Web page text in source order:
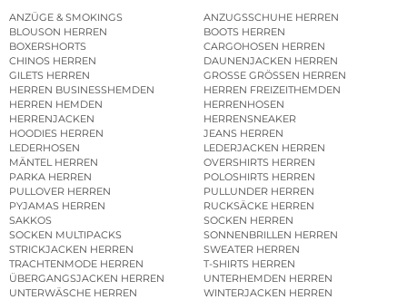
ANZÜGE & SMOKINGS
ANZUGSSCHUHE HERREN
BLOUSON HERREN
BOOTS HERREN
BOXERSHORTS
CARGOHOSEN HERREN
CHINOS HERREN
DAUNENJACKEN HERREN
GILETS HERREN
GROSSE GRÖSSEN HERREN
HERREN BUSINESSHEMDEN
HERREN FREIZEITHEMDEN
HERREN HEMDEN
HERRENHOSEN
HERRENJACKEN
HERRENSNEAKER
HOODIES HERREN
JEANS HERREN
LEDERHOSEN
LEDERJACKEN HERREN
MÄNTEL HERREN
OVERSHIRTS HERREN
PARKA HERREN
POLOSHIRTS HERREN
PULLOVER HERREN
PULLUNDER HERREN
PYJAMAS HERREN
RUCKSÄCKE HERREN
SAKKOS
SOCKEN HERREN
SOCKEN MULTIPACKS
SONNENBRILLEN HERREN
STRICKJACKEN HERREN
SWEATER HERREN
TRACHTENMODE HERREN
T-SHIRTS HERREN
ÜBERGANGSJACKEN HERREN
UNTERHEMDEN HERREN
UNTERWÄSCHE HERREN
WINTERJACKEN HERREN